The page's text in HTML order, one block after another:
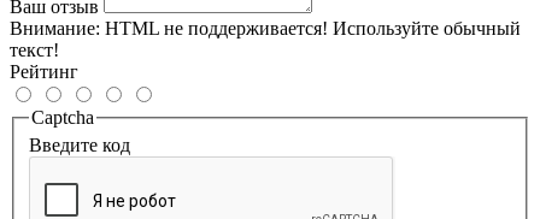
Ваш отзыв
Внимание: HTML не поддерживается! Используйте обычный
текст!
Рейтинг
Captcha
Введите код